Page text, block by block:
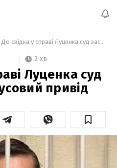
До свідка у справі Луценка суд застосує примусовий привід
2 хв
Луценка суд
привід